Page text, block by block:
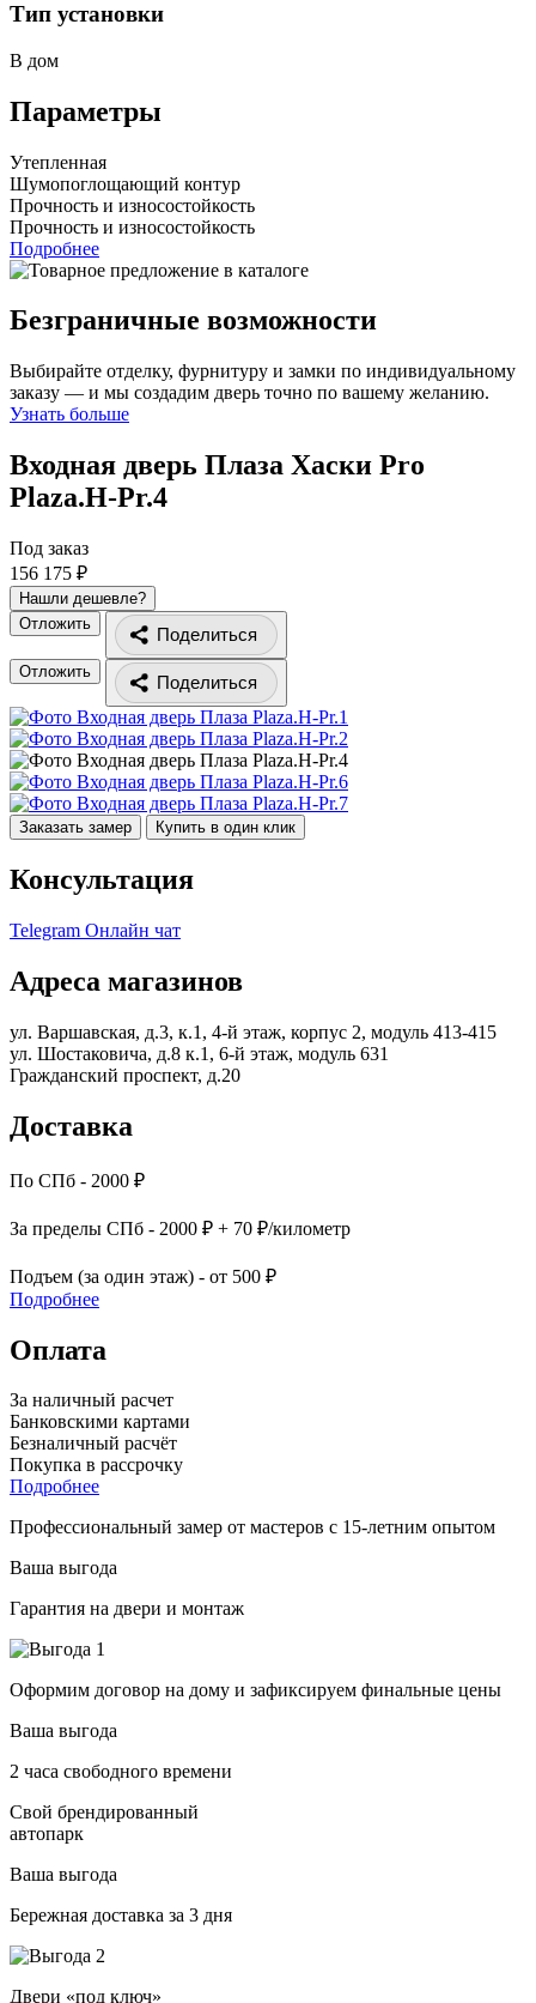
Тип установки
В дом
Параметры
Утепленная
Шумопоглощающий контур
Прочность и износостойкость
Прочность и износостойкость
Подробнее
Безграничные возможности
Выбирайте отделку, фурнитуру и замки по индивидуальному
заказу — и мы создадим дверь точно по вашему желанию.
Узнать больше
Входная дверь Плаза Хаски Pro
Plaza.H-Pr.4
Под заказ
156 175 ₽
Нашли дешевле?
Отложить
Поделиться
Отложить
Поделиться
Заказать замер Купить в один клик
Консультация
Telegram Онлайн чат
Адреса магазинов
ул. Варшавская, д.3, к.1, 4-й этаж, корпус 2, модуль 413-415
ул. Шостаковича, д.8 к.1, 6-й этаж, модуль 631
Гражданский проспект, д.20
Доставка
По СПб - 2000 ₽
За пределы СПб - 2000 ₽ + 70 ₽/километр
Подъем (за один этаж) - от 500 ₽
Подробнее
Оплата
За наличный расчет
Банковскими картами
Безналичный расчёт
Покупка в рассрочку
Подробнее
Профессиональный замер от мастеров с 15-летним опытом
Ваша выгода
Гарантия на двери и монтаж
Оформим договор на дому и зафиксируем финальные цены
Ваша выгода
2 часа свободного времени
Свой брендированный
автопарк
Ваша выгода
Бережная доставка за 3 дня
Двери «под ключ»